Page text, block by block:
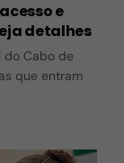
e
detalhes
do Cabo de
que entram